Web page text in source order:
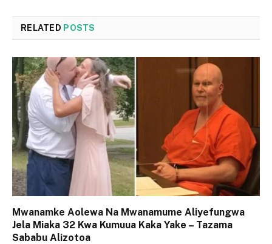
RELATED POSTS
Mwanamke Aolewa Na Mwanamume Aliyefungwa
Jela Miaka 32 Kwa Kumuua Kaka Yake – Tazama
Sababu Alizotoa